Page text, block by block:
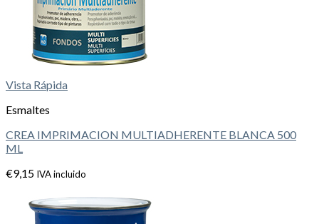
Vista Rápida
Esmaltes
CREA IMPRIMACION MULTIADHERENTE BLANCA 500
ML
€9,15 IVA incluido